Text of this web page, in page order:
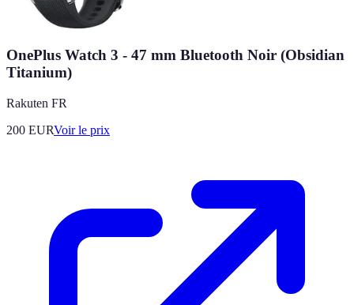
OnePlus Watch 3 - 47 mm Bluetooth Noir (Obsidian
Titanium)
Rakuten FR
200 EURVoir le prix